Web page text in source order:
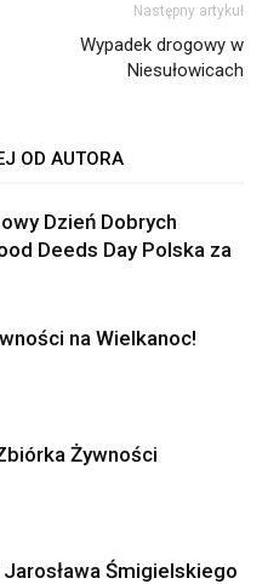
Następny artykuł
Wypadek drogowy w
Niesułowicach
OD AUTORA
Dzień Dobrych
Deeds Day Polska za
na Wielkanoc!
Żywności
Jarosława Śmigielskiego